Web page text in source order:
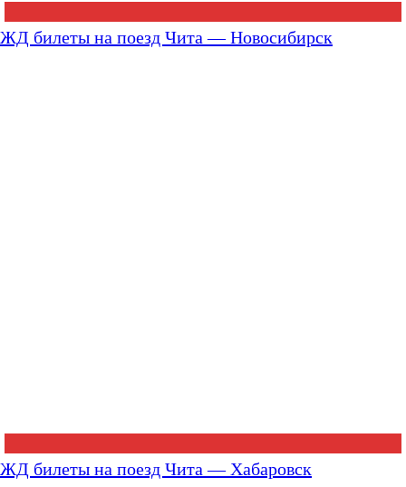
ЖД билеты на поезд Чита — Новосибирск
ЖД билеты на поезд Чита — Хабаровск